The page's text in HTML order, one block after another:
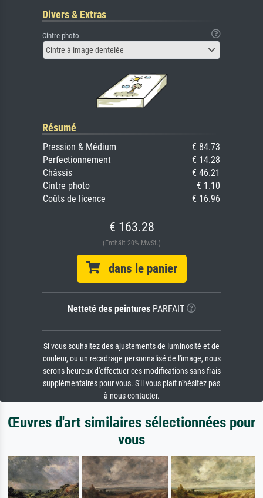
Divers & Extras
Cintre photo
Cintre à image dentelée
Résumé
Pression & Médium
€ 84.73
Perfectionnement
€ 14.28
Châssis
€ 46.21
Cintre photo
€ 1.10
Coûts de licence
€ 16.96
€ 163.28
(Enthält 20% MwSt.)
dans le panier
Netteté des peinturesPARFAIT
Si vous souhaitez des ajustements de luminosité et de
couleur, ou un recadrage personnalisé de l'image, nous
serons heureux d'effectuer ces modifications sans frais
supplémentaires pour vous. S'il vous plaît n'hésitez pas
à nous contacter.
Œuvres d'art similaires sélectionnées pour
vous